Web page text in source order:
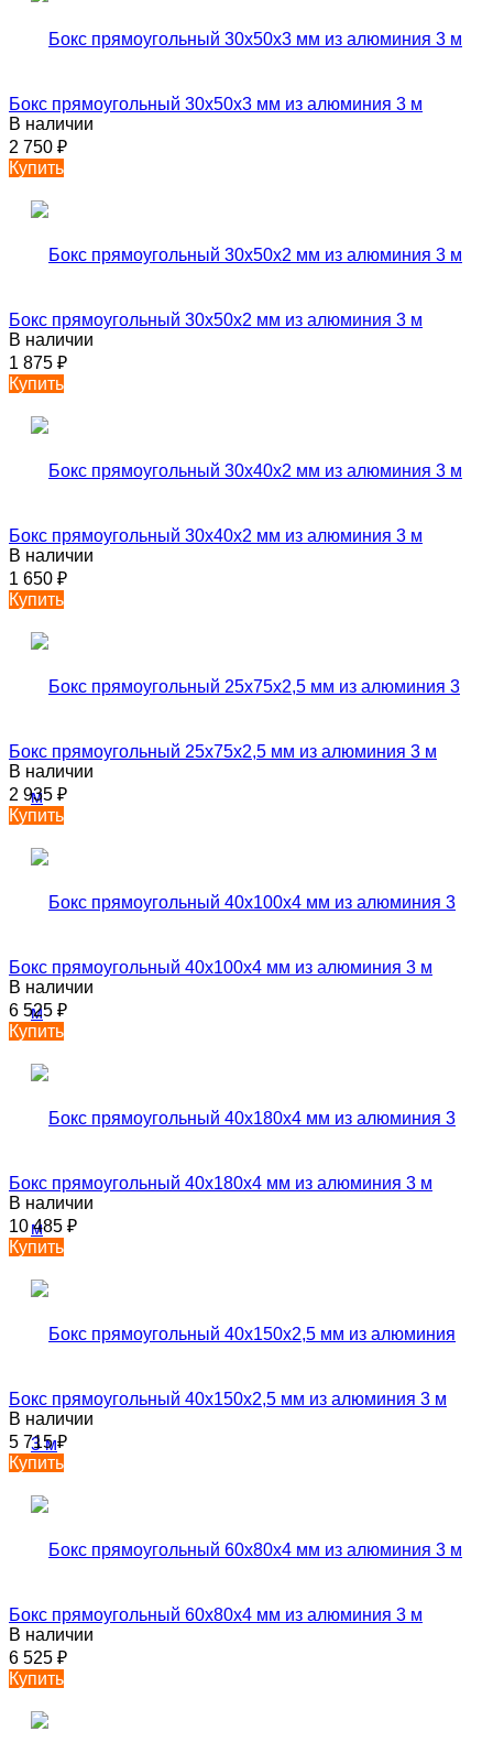
Бокс прямоугольный 30х50х3 мм из алюминия 3 м
В наличии
2 750 ₽
Купить
Бокс прямоугольный 30х50х2 мм из алюминия 3 м
В наличии
1 875 ₽
Купить
Бокс прямоугольный 30х40х2 мм из алюминия 3 м
В наличии
1 650 ₽
Купить
Бокс прямоугольный 25х75х2,5 мм из алюминия 3 м
В наличии
2 935 ₽
Купить
Бокс прямоугольный 40х100х4 мм из алюминия 3 м
В наличии
6 525 ₽
Купить
Бокс прямоугольный 40х180х4 мм из алюминия 3 м
В наличии
10 485 ₽
Купить
Бокс прямоугольный 40х150х2,5 мм из алюминия 3 м
В наличии
5 715₽
Купить
Бокс прямоугольный 60х80х4 мм из алюминия 3 м
В наличии
6 525 ₽
Купить